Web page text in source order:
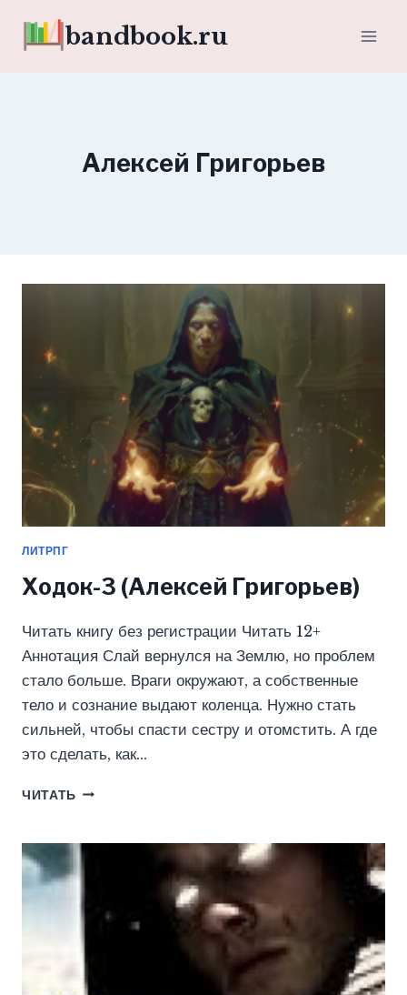
bandbook.ru
Алексей Григорьев
ЛИТРПГ
Ходок-3 (Алексей Григорьев)
Читать книгу без регистрации Читать 12+
Аннотация Слай вернулся на Землю, но проблем
стало больше. Враги окружают, а собственные
тело и сознание выдают коленца. Нужно стать
сильней, чтобы спасти сестру и отомстить. А где
это сделать, как…
ЧИТАТЬ ХОДОК-3